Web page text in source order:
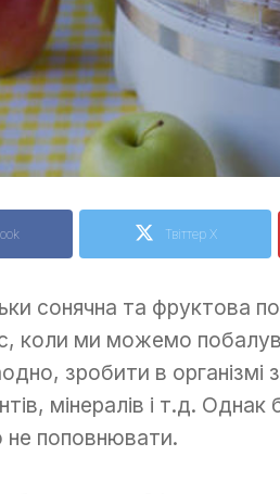
Твіттер X
сонячна та фруктова
коли ми можемо
зробити в організмі
мінералів і т.д.
не поповнювати.